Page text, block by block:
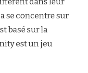
se concentre sur
basé sur la
est un jeu